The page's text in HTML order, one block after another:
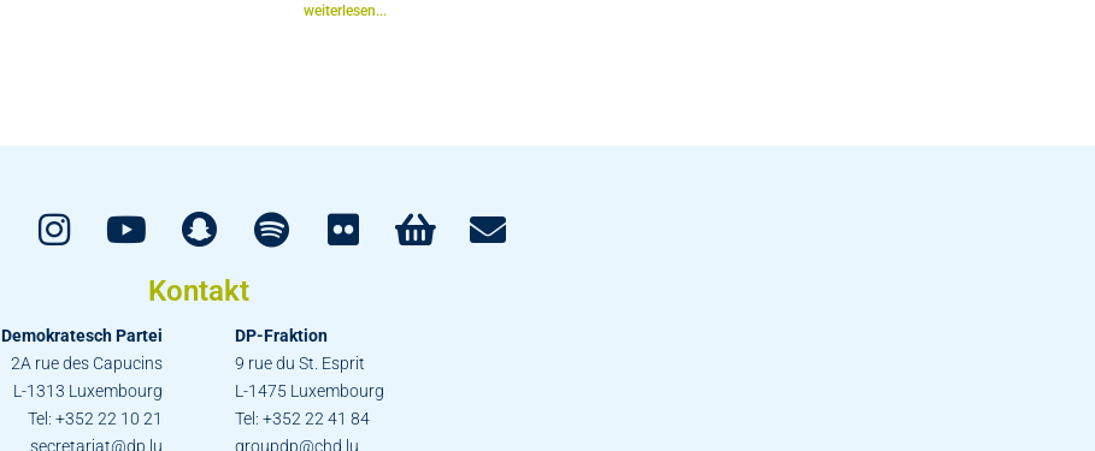
weiterlesen...
Kontakt
Demokratesch Partei
2A rue des Capucins
L-1313 Luxembourg
Tel: +352 22 10 21
secretariat@dp.lu
DP-Fraktion
9 rue du St. Esprit
L-1475 Luxembourg
Tel: +352 22 41 84
groupdp@chd.lu